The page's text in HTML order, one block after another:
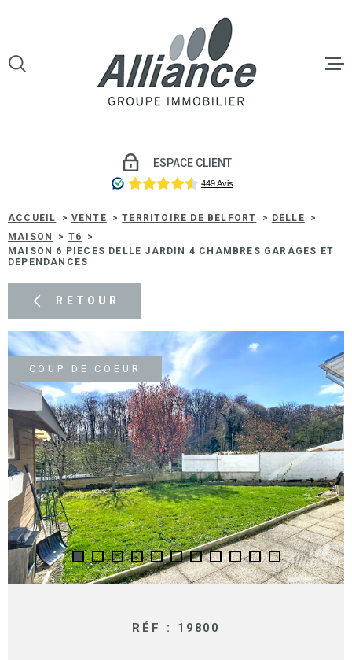
recherche
principal
NOS
VENDUS
NOS
ESPACE CLIENT
ACCUEIL VENTE TERRITOIRE DE BELFORT
DELLE
MAISON
T6
MAISON 6 PIECES DELLE JARDIN 4 CHAMBRES GARAGES ET
DEPENDANCES
RETOUR
COUP DE COEUR
RÉF : 19800
VOTRE
RECHERCHE
TYPE
BIEN
Surface
SURFACE
Pièces
PIÈCES
RÉFÉRENCE
RECHERCHER